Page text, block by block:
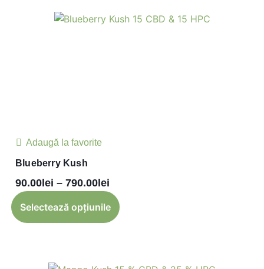
Adaugă la favorite
Blueberry Kush
90.00lei – 790.00lei
Selectează opțiunile